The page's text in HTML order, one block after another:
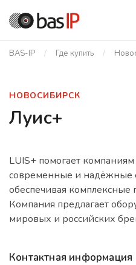
BAS-IP Где купить
НОВОСИБИРСК
Луис+
LUIS+ помогает
современные и надёжные
обеспечивая комплексные
Компания предлагает
мировых и российских
Контактная информация